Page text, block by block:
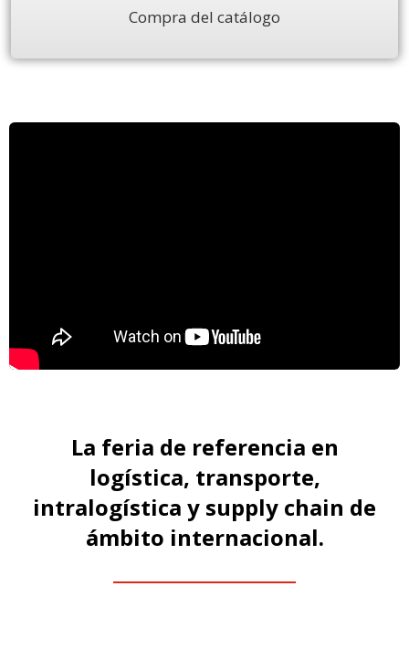
Compra del catálogo
La feria de referencia en
logística, transporte,
intralogística y supply chain de
ámbito internacional.